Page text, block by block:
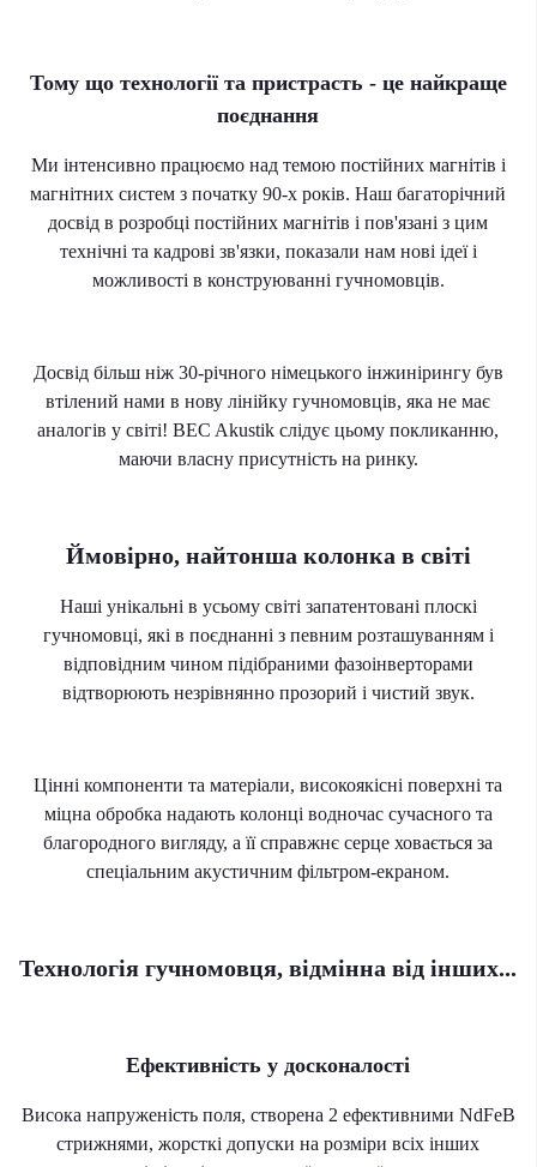
Тому що технології та пристрасть - це найкраще
поєднання
Ми інтенсивно працюємо над темою постійних магнітів і
магнітних систем з початку 90-х років. Наш багаторічний
досвід в розробці постійних магнітів і пов'язані з цим
технічні та кадрові зв'язки, показали нам нові ідеї і
можливості в конструюванні гучномовців.
Досвід більш ніж 30-річного німецького інжинірингу був
втілений нами в нову лінійку гучномовців, яка не має
аналогів у світі! BEC Akustik слідує цьому покликанню,
маючи власну присутність на ринку.
Ймовірно, найтонша колонка в світі
Наші унікальні в усьому світі запатентовані плоскі
гучномовці, які в поєднанні з певним розташуванням і
відповідним чином підібраними фазоінверторами
відтворюють незрівнянно прозорий і чистий звук.
Цінні компоненти та матеріали, високоякісні поверхні та
міцна обробка надають колонці водночас сучасного та
благородного вигляду, а її справжнє серце ховається за
спеціальним акустичним фільтром-екраном.
Технологія гучномовця, відмінна від інших...
Ефективність у досконалості
Висока напруженість поля, створена 2 ефективними NdFeB
стрижнями, жорсткі допуски на розміри всіх інших